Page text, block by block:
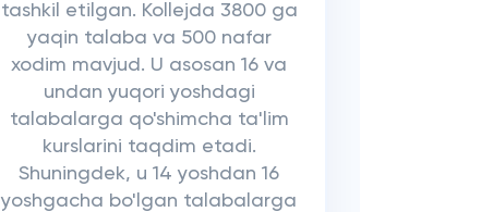
tashkil etilgan. Kollejda 3800 ga
yaqin talaba va 500 nafar
xodim mavjud. U asosan 16 va
undan yuqori yoshdagi
talabalarga qo'shimcha ta'lim
kurslarini taqdim etadi.
Shuningdek, u 14 yoshdan 16
yoshgacha bo'lgan talabalarga